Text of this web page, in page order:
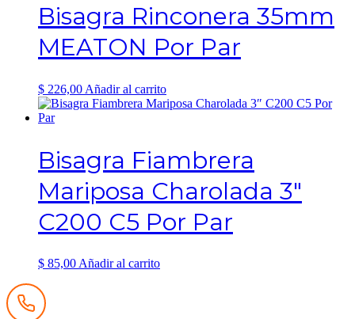
Bisagra Rinconera 35mm
MEATON Por Par
$ 226,00 Añadir al carrito
Bisagra Fiambrera
Mariposa Charolada 3″
C200 C5 Por Par
$ 85,00Añadir al carrito